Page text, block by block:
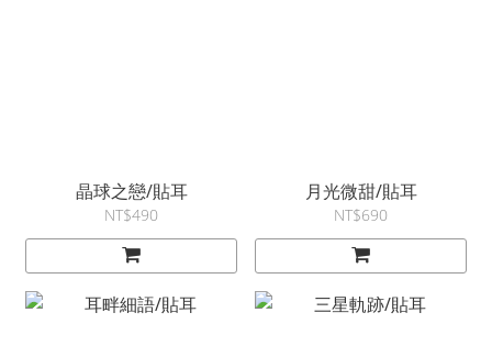
晶球之戀/貼耳
NT$490
月光微甜/貼耳
NT$690